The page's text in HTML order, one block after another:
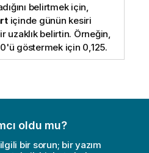
belirtmek için,
içinde günün kesiri
uzaklık belirtin. Örneğin,
göstermek için 0,125.
oldu mu?
bir sorun; bir yazım